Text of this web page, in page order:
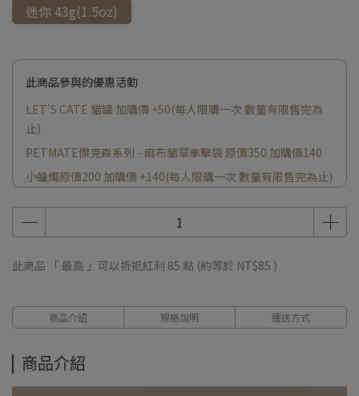
迷你 43g(1.5oz)
此商品參與的優惠活動
LET'S CATE 貓罐 加購價 +50(每人限購一次 數量有限售完為
止)
PETMATE傑克森系列 - 麻布貓草拳擊袋 原價350 加購價140
小蠟燭原價200 加購價 +140(每人限購一次 數量有限售完為止)
此商品 「 最高 」可以折抵紅利 85 點 (約等於 NT$85 )
商品介紹 規格說明 運送方式
商品介紹